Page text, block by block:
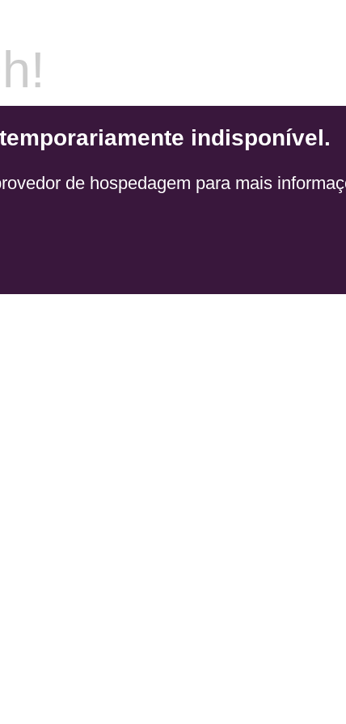
indisponível.
de hospedagem para mais